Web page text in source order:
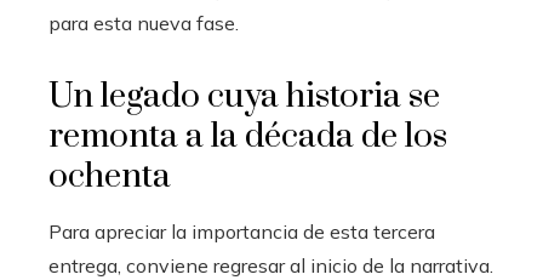
para esta nueva fase.
Un legado cuya historia se
remonta a la década de los
ochenta
Para apreciar la importancia de esta tercera
entrega, conviene regresar al inicio de la narrativa.